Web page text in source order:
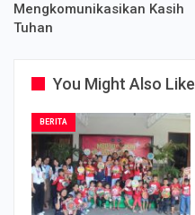
Mengkomunikasikan Kasih
Tuhan
You Might Also Like
BERITA